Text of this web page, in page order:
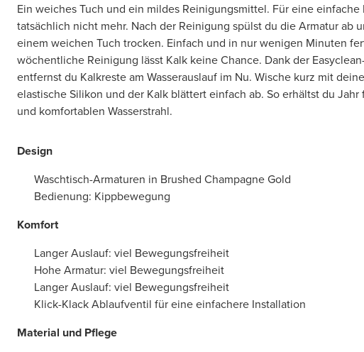
Ein weiches Tuch und ein mildes Reinigungsmittel. Für eine einfache
tatsächlich nicht mehr. Nach der Reinigung spülst du die Armatur ab
einem weichen Tuch trocken. Einfach und in nur wenigen Minuten
wöchentliche Reinigung lässt Kalk keine Chance. Dank der
entfernst du Kalkreste am Wasserauslauf im Nu. Wische kurz mit
elastische Silikon und der Kalk blättert einfach ab. So erhältst du
und komfortablen Wasserstrahl.
Design
Waschtisch-Armaturen in Brushed Champagne Gold
Bedienung: Kippbewegung
Komfort
Langer Auslauf: viel Bewegungsfreiheit
Hohe Armatur: viel Bewegungsfreiheit
Langer Auslauf: viel Bewegungsfreiheit
Klick-Klack Ablaufventil für eine einfachere Installation
Material und Pflege